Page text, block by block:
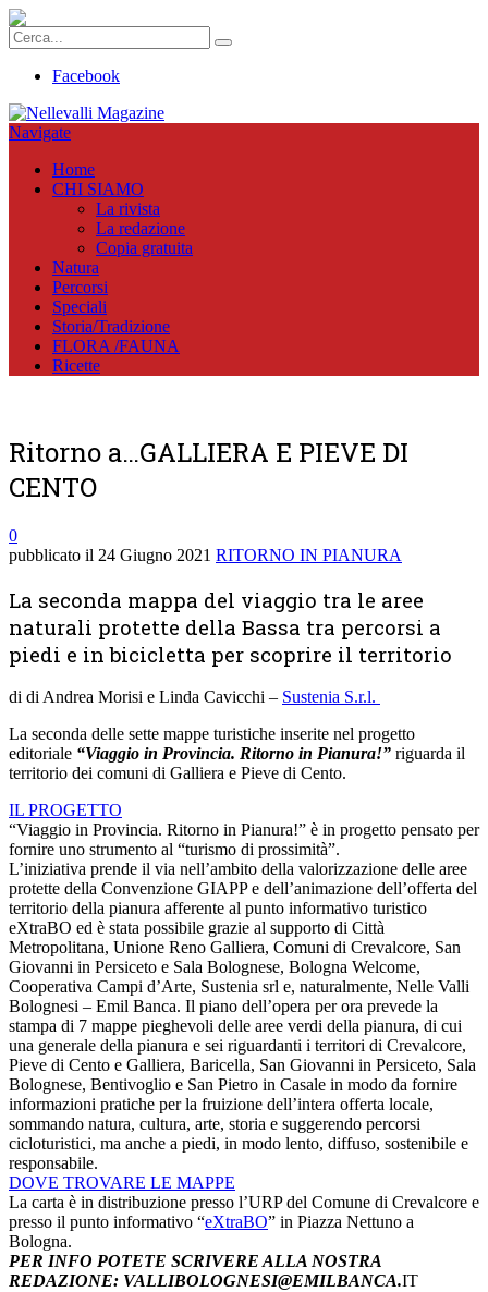
Facebook
Navigate
Home
CHI SIAMO
La rivista
La redazione
Copia gratuita
Natura
Percorsi
Speciali
Storia/Tradizione
FLORA /FAUNA
Ricette
Ritorno a…GALLIERA E PIEVE DI
CENTO
0
pubblicato il 24 Giugno 2021 RITORNO IN PIANURA
La seconda mappa del viaggio tra le aree
naturali protette della Bassa tra percorsi a
piedi e in bicicletta per scoprire il territorio
di di Andrea Morisi e Linda Cavicchi – Sustenia S.r.l.
La seconda delle sette mappe turistiche inserite nel progetto
editoriale “Viaggio in Provincia. Ritorno in Pianura!” riguarda il
territorio dei comuni di Galliera e Pieve di Cento.
IL PROGETTO
“Viaggio in Provincia. Ritorno in Pianura!” è in progetto pensato per
fornire uno strumento al “turismo di prossimità”.
L’iniziativa prende il via nell’ambito della valorizzazione delle aree
protette della Convenzione GIAPP e dell’animazione dell’offerta del
territorio della pianura afferente al punto informativo turistico
eXtraBO ed è stata possibile grazie al supporto di Città
Metropolitana, Unione Reno Galliera, Comuni di Crevalcore, San
Giovanni in Persiceto e Sala Bolognese, Bologna Welcome,
Cooperativa Campi d’Arte, Sustenia srl e, naturalmente, Nelle Valli
Bolognesi – Emil Banca. Il piano dell’opera per ora prevede la
stampa di 7 mappe pieghevoli delle aree verdi della pianura, di cui
una generale della pianura e sei riguardanti i territori di Crevalcore,
Pieve di Cento e Galliera, Baricella, San Giovanni in Persiceto, Sala
Bolognese, Bentivoglio e San Pietro in Casale in modo da fornire
informazioni pratiche per la fruizione dell’intera offerta locale,
sommando natura, cultura, arte, storia e suggerendo percorsi
cicloturistici, ma anche a piedi, in modo lento, diffuso, sostenibile e
responsabile.
DOVE TROVARE LE MAPPE
La carta è in distribuzione presso l’URP del Comune di Crevalcore e
presso il punto informativo “eXtraBO” in Piazza Nettuno a
Bologna.
PER INFO POTETE SCRIVERE ALLA NOSTRA
REDAZIONE: VALLIBOLOGNESI@EMILBANCA.IT